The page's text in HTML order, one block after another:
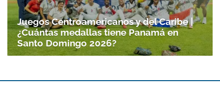
Juegos Centroamericanos y del Caribe |
¿Cuántas medallas tiene Panamá en
Santo Domingo 2026?